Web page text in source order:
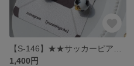
1,400円